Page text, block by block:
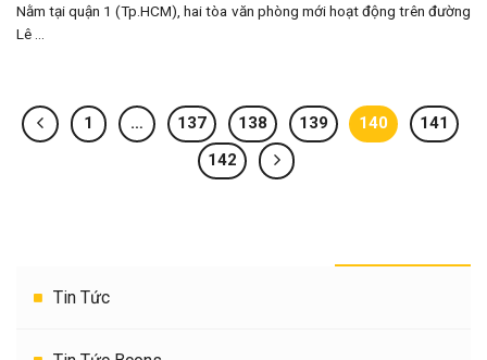
Nằm tại quận 1 (Tp.HCM), hai tòa văn phòng mới hoạt động trên đường
Lê ...
1 … 137 138 139 140
141
142
Tin Tức